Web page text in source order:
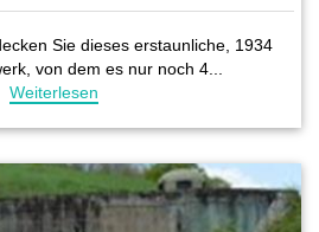
Sie dieses erstaunliche, 1934
von dem es nur noch 4...
Weiterlesen